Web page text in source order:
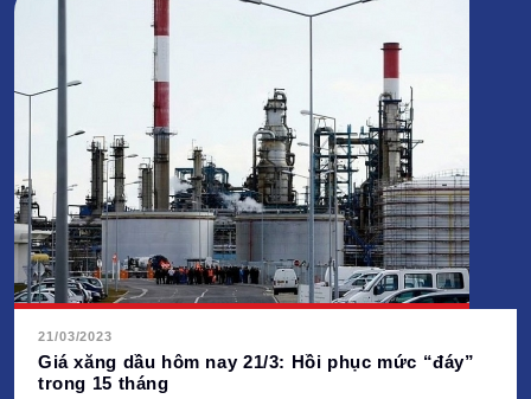
21/03/2023
Giá xăng dầu hôm nay 21/3: Hồi phục mức “đáy”
trong 15 tháng